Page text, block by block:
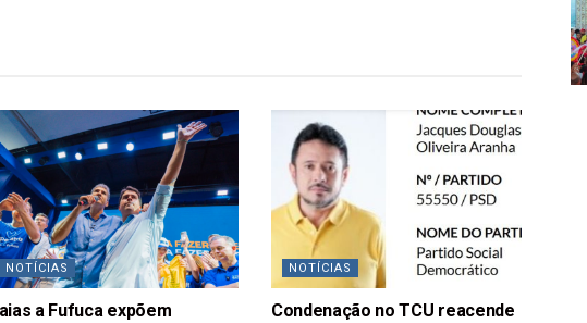
NOTÍCIAS
a Fufuca expõem
NOTÍCIAS
Condenação no TCU reacende